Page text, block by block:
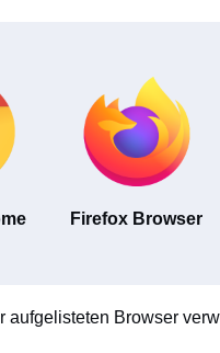
Firefox Browser
aufgelisteten Browser